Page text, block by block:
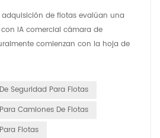
de flotas evalúan una
IA comercial cámara de
comienzan con la hoja de
del chipset y las clasificaciones
la entrada de elementos
Seguridad Para Flotas
Camiones De Flotas
Flotas